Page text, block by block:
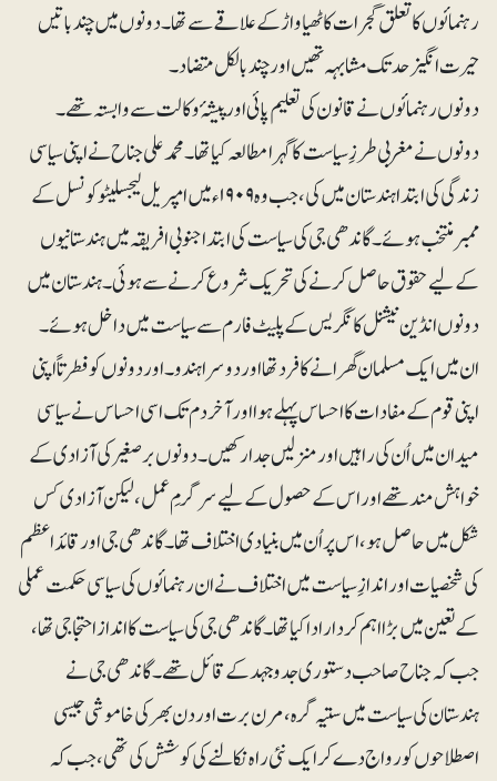
رہنمائوں کا تعلق گجرات کاٹھیا واڑ کے علاقے سے تھا۔ دونوں میں چند باتیں
حیرت انگیز حد تک مشابہہ تھیں اور چند بالکل متضاد۔
دونوں رہنمائوں نے قانون کی تعلیم پائی اور پیشۂ وکالت سے وابستہ تھے۔
دونوں نے مغربی طرزِ سیاست کا گہرا مطالعہ کیا تھا۔ محمدعلی جناح نے اپنی سیاسی
زندگی کی ابتدا ہندستان میں کی، جب وہ ۱۹۰۹ء میں امپریل لیجسلیٹو کونسل کے
ممبر منتخب ہوئے۔ گاندھی جی کی سیاست کی ابتدا جنوبی افریقہ میں ہندستانیوں
کے لیے حقوق حاصل کرنے کی تحریک شروع کرنے سے ہوئی۔ ہندستان میں
دونوں انڈین نیشنل کانگریس کے پلیٹ فارم سے سیاست میں داخل ہوئے۔
ان میں ایک مسلمان گھرانے کا فرد تھا اور دوسرا ہندو۔ اور دونوں کو فطرتاً اپنی
اپنی قوم کے مفادات کا احساس پہلے ہوا اور آخر دم تک اسی احساس نے سیاسی
میدان میں اُن کی راہیں اور منزلیں جدا رکھیں۔ دونوں برصغیر کی آزادی کے
خواہش مند تھے اور اس کے حصول کے لیے سرگرمِ عمل، لیکن آزادی کس
شکل میں حاصل ہو، اس پر اُن میں بنیادی اختلاف تھا۔ گاندھی جی اور قائداعظم
کی شخصیات اور اندازِ سیاست میں اختلاف نے ان رہنمائوں کی سیاسی حکمت عملی
کے تعین میں بڑا اہم کردارادا کیا تھا۔ گاندھی جی کی سیاست کا انداز احتجاجی تھا،
جب کہ جناح صاحب دستوری جدوجہد کے قائل تھے۔ گاندھی جی نے
ہندستان کی سیاست میں ستیہ گرہ، مرن برت اور دن بھر کی خاموشی جیسی
اصطلاحوں کو رواج دے کر ایک نئی راہ نکالنے کی کوشش کی تھی، جب کہ